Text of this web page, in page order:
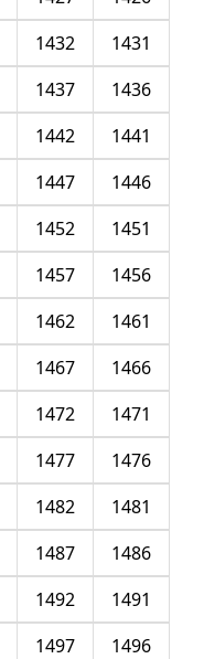
1431
1432
1436
1437
1441
1442
1446
1447
1451
1452
1456
1457
1461
1462
1466
1467
1471
1472
1476
1477
1481
1482
1486
1487
1491
1492
1496
1497